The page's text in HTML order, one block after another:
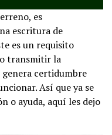
es
escritura de
es un requisito
transmitir la
certidumbre
Así que ya se
o ayuda, aquí les dejo